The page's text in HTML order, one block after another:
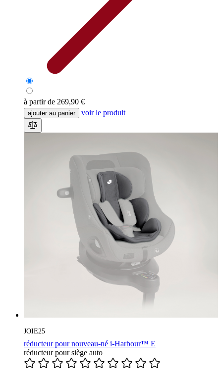
à partir de 269,90 €
ajouter au panier voir le produit
JOIE25
réducteur pour nouveau-né i-Harbour™ E
réducteur pour siège auto